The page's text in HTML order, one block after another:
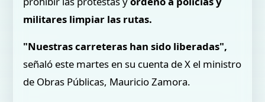
militares limpiar las rutas.
"Nuestras carreteras han sido liberadas",
señaló este martes en su cuenta de X el ministro
de Obras Públicas, Mauricio Zamora.